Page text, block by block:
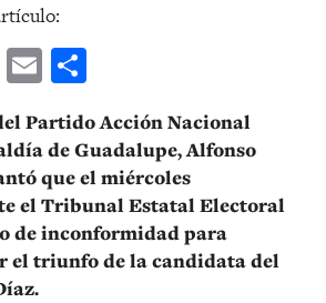
WhatsApp
Email
Partido Acción Nacional
de Guadalupe, Alfonso
que el miércoles
el Tribunal Estatal Electoral
de inconformidad para
el triunfo de la candidata del